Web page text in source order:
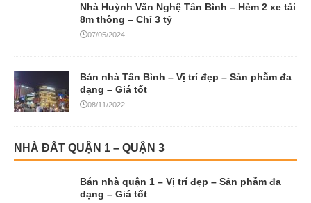
Nhà Huỳnh Văn Nghệ Tân Bình – Hẻm 2 xe tải
8m thông – Chỉ 3 tỷ
07/05/2024
Bán nhà Tân Bình – Vị trí đẹp – Sản phẫm đa
dạng – Giá tốt
08/11/2022
NHÀ ĐẤT QUẬN 1 – QUẬN 3
Bán nhà quận 1 – Vị trí đẹp – Sản phẫm đa
dạng – Giá tốt